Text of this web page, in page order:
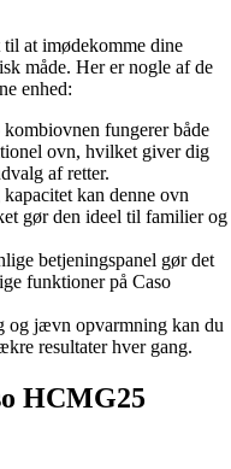
at imødekomme dine
måde. Her er nogle af de
enhed:
fungerer både
ovn, hvilket giver dig
af retter.
kan denne ovn
gør den ideel til familier og
betjeningspanel gør det
funktioner på Caso
og jævn opvarmning kan du
resultater hver gang.
HCMG25